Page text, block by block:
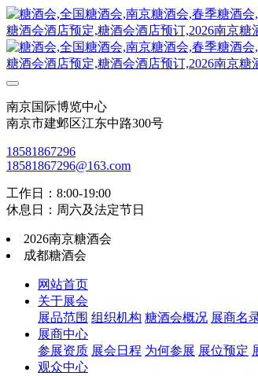
南京国际博览中心
南京市建邺区江东中路300号
18581867296
18581867296@163.com
工作日：8:00-19:00
休息日：周六及法定节日
2026南京糖酒会
成都糖酒会
网站首页
关于展会
展品范围 组织机构 糖酒会概况 展商名
展商中心
参展资质 展会日程 为何参展 展位预定
观众中心